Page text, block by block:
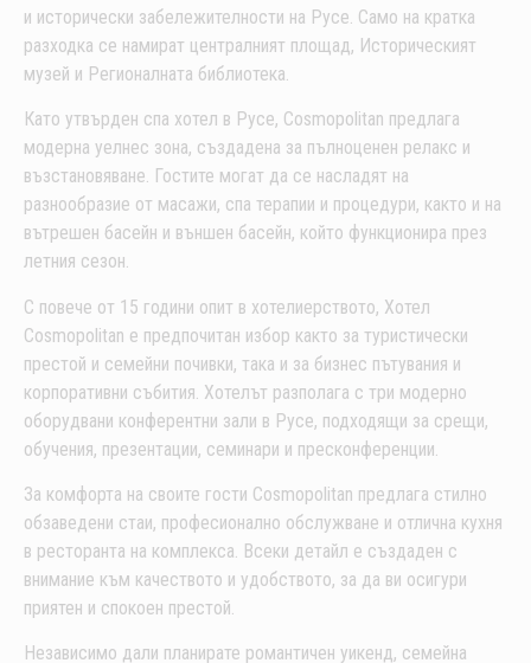
и исторически забележителности на Русе. Само на кратка
разходка се намират централният площад, Историческият
музей и Регионалната библиотека.
Като утвърден спа хотел в Русе, Cosmopolitan предлага
модерна уелнес зона, създадена за пълноценен релакс и
възстановяване. Гостите могат да се насладят на
разнообразие от масажи, спа терапии и процедури, както и на
вътрешен басейн и външен басейн, който функционира през
летния сезон.
С повече от 15 години опит в хотелиерството, Хотел
Cosmopolitan е предпочитан избор както за туристически
престой и семейни почивки, така и за бизнес пътувания и
корпоративни събития. Хотелът разполага с три модерно
оборудвани конферентни зали в Русе, подходящи за срещи,
обучения, презентации, семинари и пресконференции.
За комфорта на своите гости Cosmopolitan предлага стилно
обзаведени стаи, професионално обслужване и отлична кухня
в ресторанта на комплекса. Всеки детайл е създаден с
внимание към качеството и удобството, за да ви осигури
приятен и спокоен престой.
Независимо дали планирате романтичен уикенд, семейна